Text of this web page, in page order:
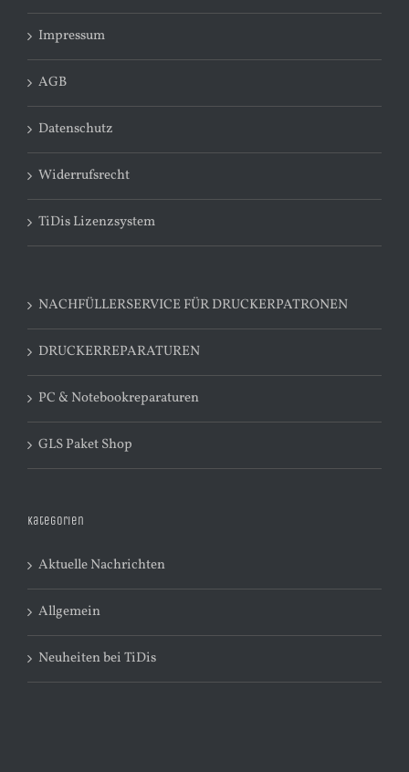
Impressum
AGB
Datenschutz
Widerrufsrecht
TiDis Lizenzsystem
NACHFÜLLERSERVICE FÜR DRUCKERPATRONEN
DRUCKERREPARATUREN
PC & Notebookreparaturen
GLS Paket Shop
Kategorien
Aktuelle Nachrichten
Allgemein
Neuheiten bei TiDis